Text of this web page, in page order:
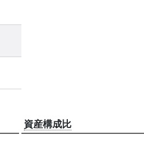
資産構成比